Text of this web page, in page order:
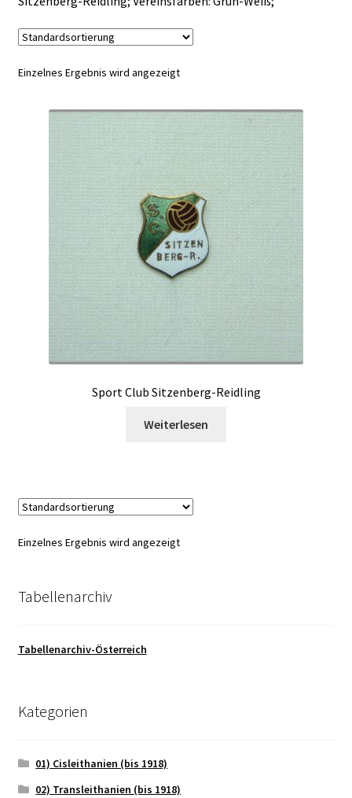
Einzelnes Ergebnis wird angezeigt
Sport Club Sitzenberg-Reidling
Weiterlesen
Einzelnes Ergebnis wird angezeigt
Tabellenarchiv
Tabellenarchiv-Österreich
Kategorien
01) Cisleithanien (bis 1918)
02) Transleithanien (bis 1918)